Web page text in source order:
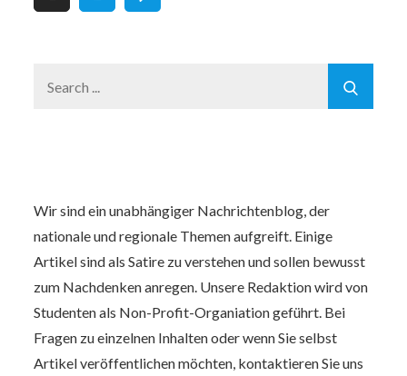
Beiträge
Wir sind ein unabhängiger Nachrichtenblog, der
nationale und regionale Themen aufgreift. Einige
Artikel sind als Satire zu verstehen und sollen bewusst
zum Nachdenken anregen. Unsere Redaktion wird von
Studenten als Non-Profit-Organiation geführt. Bei
Fragen zu einzelnen Inhalten oder wenn Sie selbst
Artikel veröffentlichen möchten, kontaktieren Sie uns